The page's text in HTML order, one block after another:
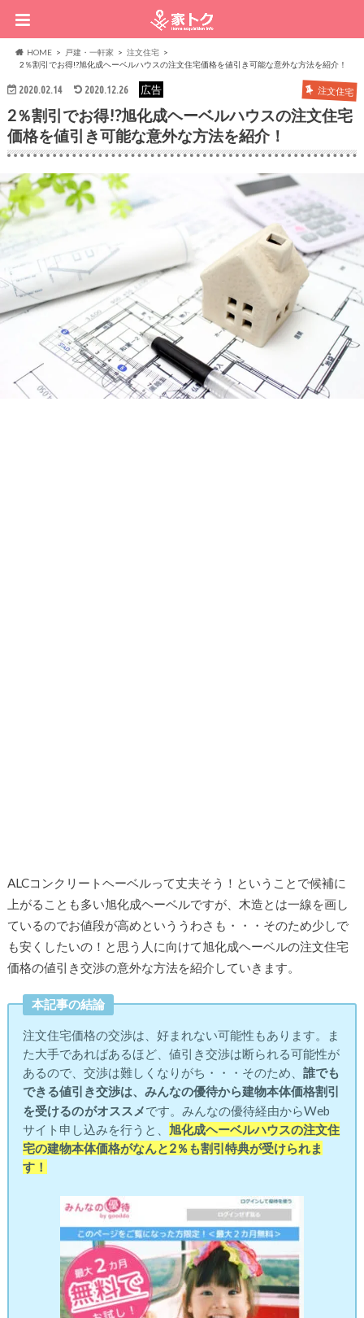
HOME 戸建・一軒家
注文住宅
2％割引でお得!?旭化成ヘーベルハウスの注文住宅価格を値引き可能な意外な方法を紹介！
2020.02.14 2020.12.26 注文住宅
広告
2％割引でお得!?旭化成ヘーベルハウスの注文住宅
価格を値引き可能な意外な方法を紹介！
ALCコンクリートヘーベルって丈夫そう！ということで候補に
上がることも多い旭化成ヘーベルですが、木造とは一線を画し
ているのでお値段が高めといううわさも・・・そのため少しで
も安くしたいの！と思う人に向けて旭化成ヘーベルの注文住宅
価格の値引き交渉の意外な方法を紹介していきます。
本記事の結論
注文住宅価格の交渉は、好まれない可能性もあります。ま
た大手であればあるほど、値引き交渉は断られる可能性が
あるので、交渉は難しくなりがち・・・そのため、誰でも
できる値引き交渉は、みんなの優待から建物本体価格割引
を受けるのがオススメです。みんなの優待経由からWeb
サイト申し込みを行うと、旭化成ヘーベルハウスの注文住
宅の建物本体価格がなんと2％も割引特典が受けられま
す！